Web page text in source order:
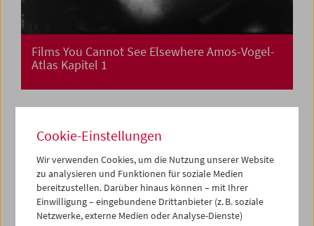
Films You Cannot See Elsewhere Amos-Vogel-
Atlas Kapitel 1
Cookie-Einstellungen
Wir verwenden Cookies, um die Nutzung unserer Website
zu analysieren und Funktionen für soziale Medien
bereitzustellen. Darüber hinaus können – mit Ihrer
Einwilligung – eingebundene Drittanbieter (z. B. soziale
Netzwerke, externe Medien oder Analyse-Dienste)